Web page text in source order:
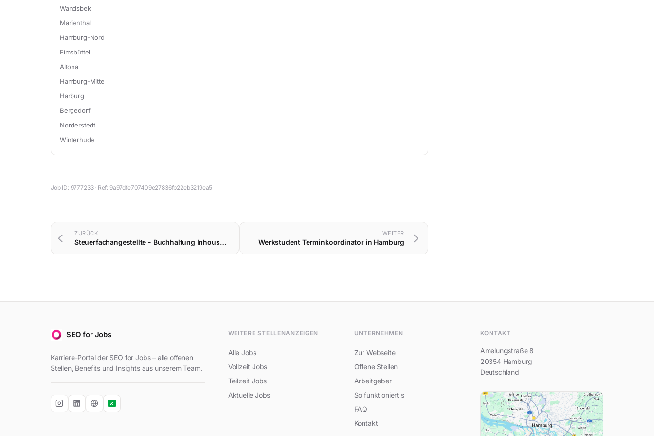
Wandsbek
Marienthal
Hamburg-Nord
Eimsbüttel
Altona
Hamburg-Mitte
Harburg
Bergedorf
Norderstedt
Winterhude
Job ID: 9777233 · Ref: 9a97dfe707409e27836fb22eb3219ea5
arrow_back_ios
ZURÜCK
Steuerfachangestellte - Buchhaltung Inhouse (w/m/d) in Hamburg arrow_forward_ios
WEITER
Werkstudent Terminkoordinator in Hamburg
SEO for Jobs
Karriere-Portal der SEO for Jobs – alle offenen
Stellen, Benefits und Insights aus unserem Team.
WEITERE STELLENANZEIGEN
Alle Jobs
Vollzeit Jobs
Teilzeit Jobs
Aktuelle Jobs
UNTERNEHMEN
Zur Webseite
Offene Stellen
Arbeitgeber
So funktioniert's
FAQ
Kontakt
KONTAKT
Amelungstraße 8
20354 Hamburg
Deutschland
Dein Name
Deine E-Mail-Adresse
Deine Frage...